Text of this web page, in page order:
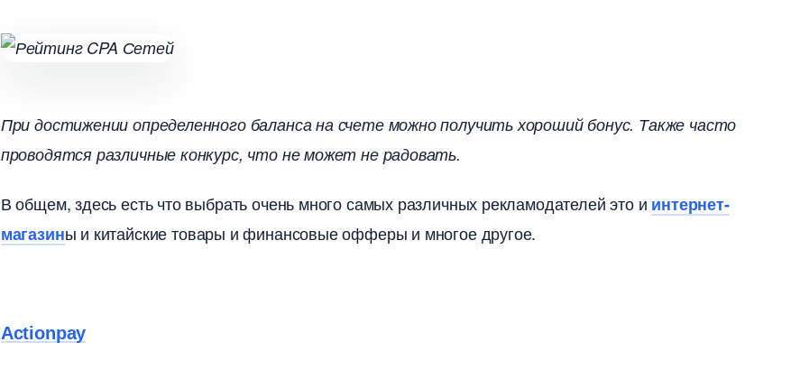
При достижении определенного баланса на счете можно получить хороший бонус. Также часто
проводятся различные конкурс, что не может не радовать.
общем, здесь есть что выбрать очень много самых различных рекламодателей это и интернет-
магазины и китайские товары и финансовые офферы и многое другое.
Actionpay